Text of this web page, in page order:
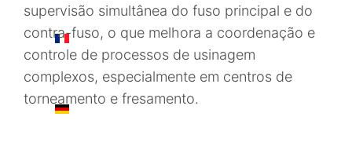
FR
DE
supervisão simultânea do fuso principal e do
contra-fuso, o que melhora a coordenação e
controle de processos de usinagem
complexos, especialmente em centros de
torneamento e fresamento.